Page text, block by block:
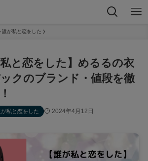
誰が私と恋をした
私と恋をした】めるるの衣
クのブランド・値段を徹
が私と恋をした 2024年4月12日